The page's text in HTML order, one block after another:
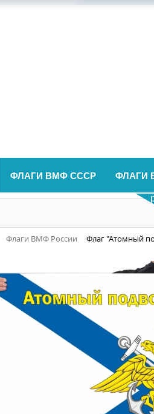
ФЛАГИ ВМФ СССР ФЛАГИ
Флаги ВМФ России Флаг "Атомный